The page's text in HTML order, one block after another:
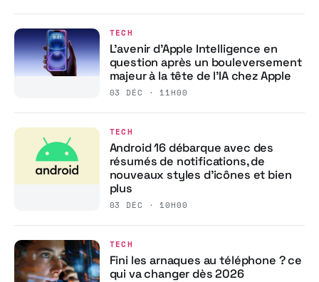
TECH
L’avenir d’Apple Intelligence en
question après un bouleversement
majeur à la tête de l’IA chez Apple
03 DÉC · 11H00
TECH
Android 16 débarque avec des
résumés de notifications, de
nouveaux styles d’icônes et bien
plus
03 DÉC · 10H00
TECH
Fini les arnaques au téléphone ? ce
qui va changer dès 2026